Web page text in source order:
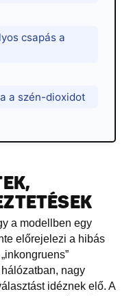
csapás a
a szén-dioxidot
a modellben egy
előrejelezi a hibás
nagy
idéznek elő. A